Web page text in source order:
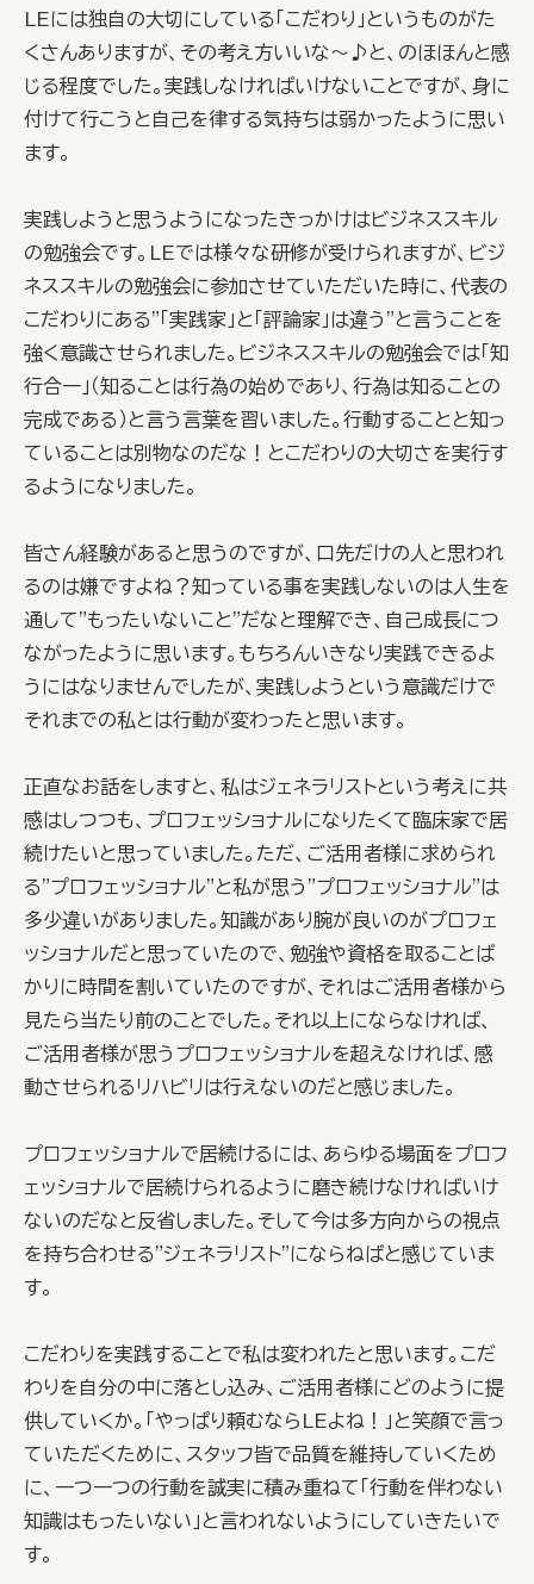
LEには独自の大切にしている「こだわり」というものがた
くさんありますが、その考え方いいな～♪と、のほほんと感
じる程度でした。実践しなければいけないことですが、身に
付けて行こうと自己を律する気持ちは弱かったように思い
ます。
実践しようと思うようになったきっかけはビジネススキル
の勉強会です。LEでは様々な研修が受けられますが、ビジ
ネススキルの勉強会に参加させていただいた時に、代表の
こだわりにある"「実践家」と「評論家」は違う"と言うことを
強く意識させられました。ビジネススキルの勉強会では「知
行合一」（知ることは行為の始めであり、行為は知ることの
完成である）と言う言葉を習いました。行動することと知っ
ていることは別物なのだな！とこだわりの大切さを実行す
るようになりました。
皆さん経験があると思うのですが、口先だけの人と思われ
るのは嫌ですよね？知っている事を実践しないのは人生を
通して"もったいないこと"だなと理解でき、自己成長につ
ながったように思います。もちろんいきなり実践できるよ
うにはなりませんでしたが、実践しようという意識だけで
それまでの私とは行動が変わったと思います。
正直なお話をしますと、私はジェネラリストという考えに共
感はしつつも、プロフェッショナルになりたくて臨床家で居
続けたいと思っていました。ただ、ご活用者様に求められ
る"プロフェッショナル"と私が思う"プロフェッショナル"は
多少違いがありました。知識があり腕が良いのがプロフェ
ッショナルだと思っていたので、勉強や資格を取ることば
かりに時間を割いていたのですが、それはご活用者様から
見たら当たり前のことでした。それ以上にならなければ、
ご活用者様が思うプロフェッショナルを超えなければ、感
動させられるリハビリは行えないのだと感じました。
プロフェッショナルで居続けるには、あらゆる場面をプロフ
ェッショナルで居続けられるように磨き続けなければいけ
ないのだなと反省しました。そして今は多方向からの視点
を持ち合わせる"ジェネラリスト"にならねばと感じていま
す。
こだわりを実践することで私は変われたと思います。こだ
わりを自分の中に落とし込み、ご活用者様にどのように提
供していくか。「やっぱり頼むならLEよね！」と笑顔で言っ
ていただくために、スタッフ皆で品質を維持していくため
に、一つ一つの行動を誠実に積み重ねて「行動を伴わない
知識はもったいない」と言われないようにしていきたいで
す。